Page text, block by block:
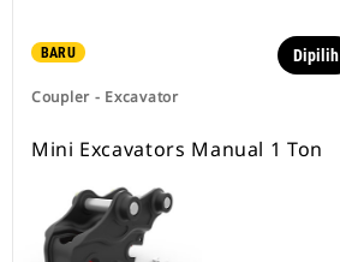
BARU
Coupler - Excavator
Dipilih
Mini Excavators Manual 1 Ton